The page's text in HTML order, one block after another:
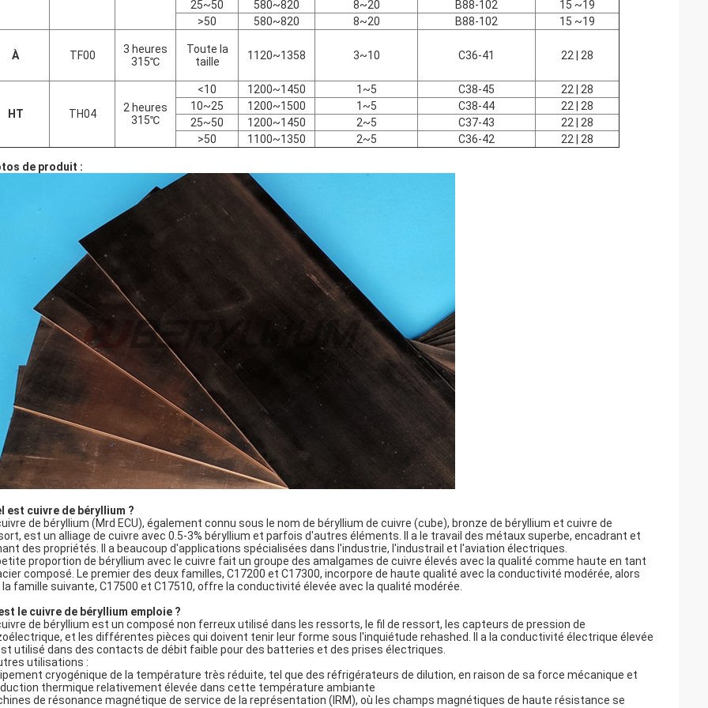
25~50 580~820 8~20 B88-102
15 ~19
>50
580~820 8~20 B88-102 15 ~19
À TF00
3 heures
315℃
Toute la
taille
1120~1358 3~10 C36-41 22 | 28
HT TH04
2 heures
315℃
<10 1200~1450 1~5 C38-45
22 | 28
10~25
1200~1500 1~5 C38-44
22 | 28
25~50
1200~1450 2~5 C37-43
22 | 28
>50
1100~1350 2~5 C36-42 22 | 28
de produit :
est cuivre de béryllium ?
de béryllium (Mrd ECU), également connu sous le nom de béryllium de cuivre (cube), bronze de béryllium et cuivre de
est un alliage de cuivre avec 0.5-3% béryllium et parfois d'autres éléments. Il a le travail des métaux superbe, encadrant et
des propriétés. Il a beaucoup d'applications spécialisées dans l'industrie, l'industrail et l'aviation électriques.
proportion de béryllium avec le cuivre fait un groupe des amalgames de cuivre élevés avec la qualité comme haute en tant
composé. Le premier des deux familles, C17200 et C17300, incorpore de haute qualité avec la conductivité modérée, alors
la famille suivante, C17500 et C17510, offre la conductivité élevée avec la qualité modérée.
le cuivre de béryllium emploie ?
de béryllium est un composé non ferreux utilisé dans les ressorts, le fil de ressort, les capteurs de pression de
et les différentes pièces qui doivent tenir leur forme sous l'inquiétude rehashed. Il a la conductivité électrique élevée
utilisé dans des contacts de débit faible pour des batteries et des prises électriques.
utilisations :
cryogénique de la température très réduite, tel que des réfrigérateurs de dilution, en raison de sa force mécanique et
thermique relativement élevée dans cette température ambiante
de résonance magnétique de service de la représentation (IRM), où les champs magnétiques de haute résistance se